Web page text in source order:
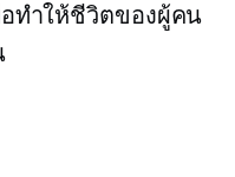
ทำให้ชีวิตของผู้คน